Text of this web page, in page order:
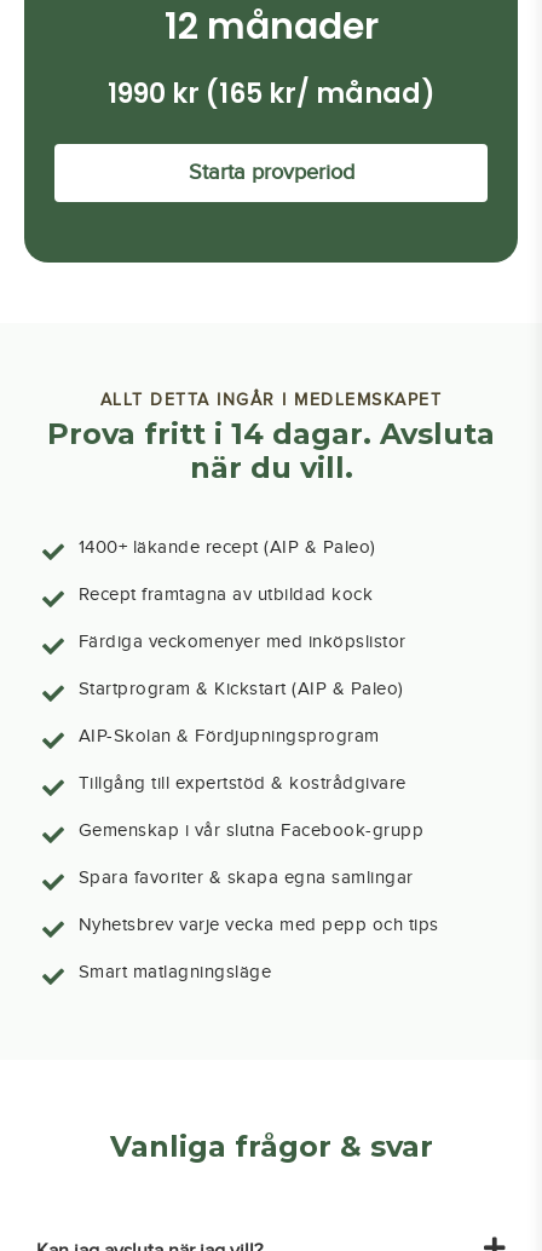
12 månader
1990 kr (165 kr/ månad)
Starta provperiod
ALLT DETTA INGÅR I MEDLEMSKAPET
Prova fritt i 14 dagar. Avsluta
när du vill.
1400+ läkande recept (AIP & Paleo)
Recept framtagna av utbildad kock
Färdiga veckomenyer med inköpslistor
Startprogram & Kickstart (AIP & Paleo)
AIP-Skolan & Fördjupningsprogram
Tillgång till expertstöd & kostrådgivare
Gemenskap i vår slutna Facebook-grupp
Spara favoriter & skapa egna samlingar
Nyhetsbrev varje vecka med pepp och tips
Smart matlagningsläge
Vanliga frågor & svar